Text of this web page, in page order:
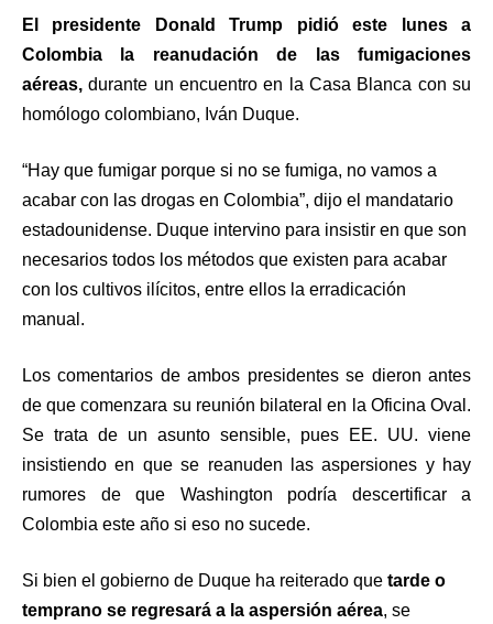
El presidente Donald Trump pidió este lunes a
Colombia la reanudación de las fumigaciones
aéreas, durante un encuentro en la Casa Blanca con su
homólogo colombiano, Iván Duque.
“Hay que fumigar porque si no se fumiga, no vamos a
acabar con las drogas en Colombia”, dijo el mandatario
estadounidense. Duque intervino para insistir en que son
necesarios todos los métodos que existen para acabar
con los cultivos ilícitos, entre ellos la erradicación
manual.
Los comentarios de ambos presidentes se dieron antes
de que comenzara su reunión bilateral en la Oficina Oval.
Se trata de un asunto sensible, pues EE. UU. viene
insistiendo en que se reanuden las aspersiones y hay
rumores de que Washington podría descertificar a
Colombia este año si eso no sucede.
Si bien el gobierno de Duque ha reiterado que tarde o
temprano se regresará a la aspersión aérea, se